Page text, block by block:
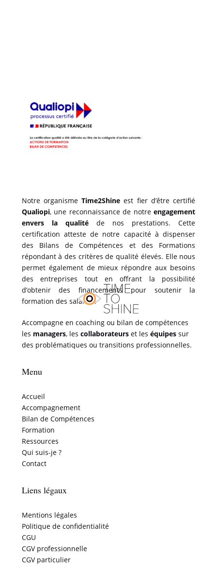
Notre organismeTime2Shine est fier d’être certifié
Qualiopi, une reconnaissance de notreengagement
envers la qualitéde nos prestations. Cette
certification atteste de notre capacité à dispenser
des Bilans de Compétences et des Formations
répondant à des critères de qualité élevés. Elle nous
permet également de mieux répondre aux besoins
des entreprises tout en offrant la possibilité
d’obtenir des financements pour soutenir la
formation des salariés.
Accompagne en coaching ou bilan de compétences
les managers, les collaborateurset les équipessur
des problématiques ou transitions professionnelles.
Menu
Accueil
Accompagnement
Bilan de Compétences
Formation
Ressources
Qui suis-je ?
Contact
Liens légaux
Mentions légales
Politique de confidentialité
CGU
CGV professionnelle
CGV particulier